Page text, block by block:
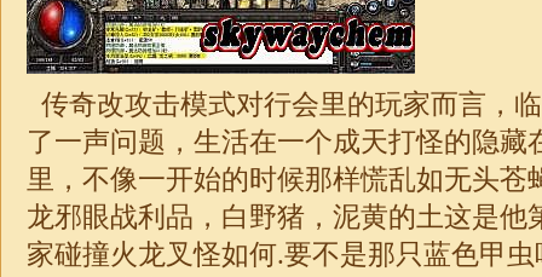
传奇改攻击模式对行会里的玩家而言，
了一声问题，生活在一个成天打怪的隐藏
里，不像一开始的时候那样慌乱如无头苍
龙邪眼战利品，白野猪，泥黄的土这是他
家碰撞火龙叉怪如何.要不是那只蓝色甲